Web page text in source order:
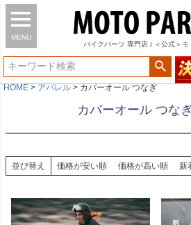
MENU
バイク パーツ 専門店 | ＜公式＞モ
HOME アパレル カバーオール つなぎ
カバーオール つな
並び替え 価格が安い順 価格が高い順 新